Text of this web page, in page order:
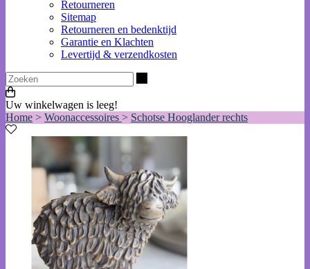
Retourneren
Sitemap
Retourneren en bedenktijd
Garantie en Klachten
Levertijd & verzendkosten
Uw winkelwagen is leeg!
Home > Woonaccessoires > Schotse Hooglander rechts